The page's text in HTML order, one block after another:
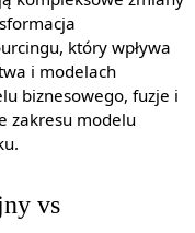
który wpływa
i modelach
biznesowego, fuzje i
zakresu modelu
vs